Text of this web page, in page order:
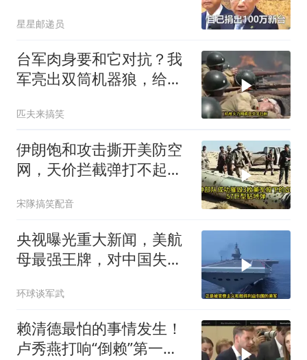
星星邮递员
台军肉身要和它对抗？我
军亮出双筒机器狼，给登
匹夫来搞笑
伊朗饱和攻击撕开美防空
网，天价拦截弹打不起，
宋隊搞笑配音
央视曝光重大新闻，美航
母最强王牌，对中国失
环球谈军武
赖清德最怕的事情发生！
卢秀燕打响“倒赖”第一